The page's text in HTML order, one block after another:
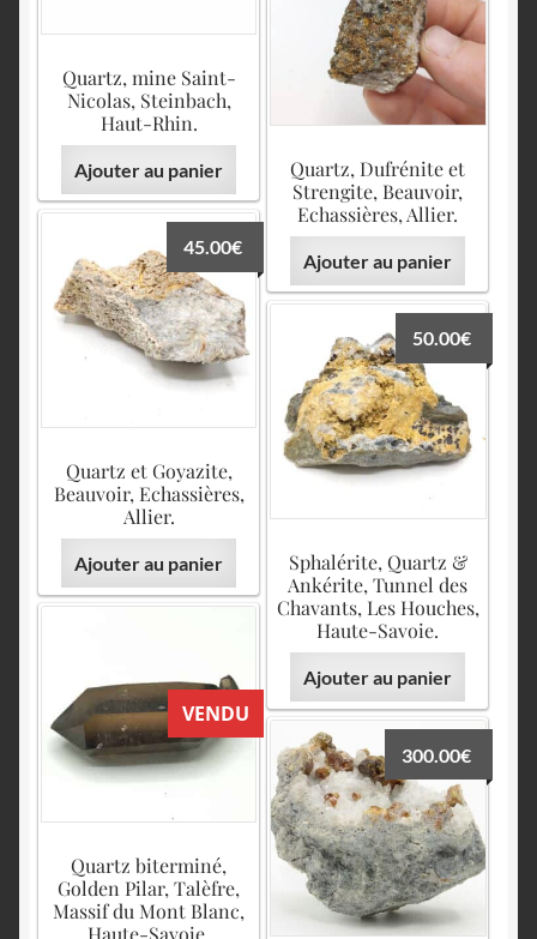
Quartz, mine Saint-
Nicolas, Steinbach,
Haut-Rhin.
Ajouter au panier
Quartz, Dufrénite et
Strengite, Beauvoir,
Echassières, Allier.
Ajouter au panier
Quartz et Goyazite,
Beauvoir, Echassières,
Allier.
45.00€
Ajouter au panier
Sphalérite, Quartz &
Ankérite, Tunnel des
Chavants, Les Houches,
Haute-Savoie.
50.00€
Ajouter au panier
VENDU
Quartz biterminé,
Golden Pilar, Talèfre,
Massif du Mont Blanc,
Haute-Savoie.
300.00€